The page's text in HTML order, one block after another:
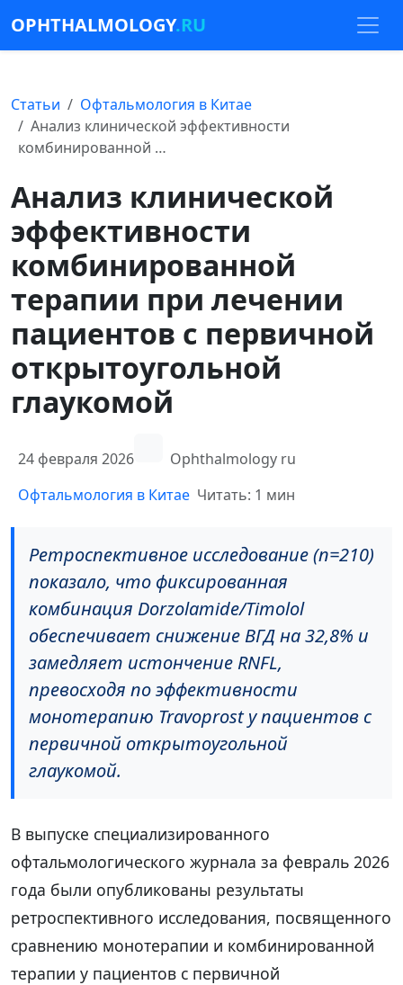
OPHTHALMOLOGY.RU
Статьи
Офтальмология в Китае
Анализ клинической эффективности
комбинированной …
Анализ клинической
эффективности
комбинированной
терапии при лечении
пациентов с первичной
открытоугольной
глаукомой
24 февраля 2026
Ophthalmology ru
Офтальмология в Китае Читать: 1 мин
Ретроспективное исследование (n=210)
показало, что фиксированная
комбинация Dorzolamide/Timolol
обеспечивает снижение ВГД на 32,8% и
замедляет истончение RNFL,
превосходя по эффективности
монотерапию Travoprost у пациентов с
первичной открытоугольной
глаукомой.
В выпуске специализированного
офтальмологического журнала за февраль 2026
года были опубликованы результаты
ретроспективного исследования, посвященного
сравнению монотерапии и комбинированной
терапии у пациентов с первичной